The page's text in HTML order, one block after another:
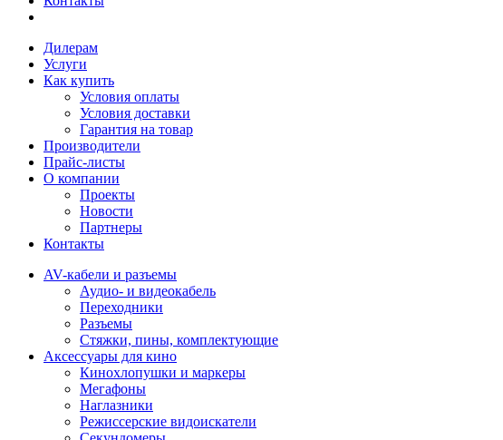
Дилерам
Услуги
Как купить
Условия оплаты
Условия доставки
Гарантия на товар
Производители
Прайс-листы
О компании
Проекты
Новости
Партнеры
Контакты
AV-кабели и разъемы
Аудио- и видеокабель
Переходники
Разъемы
Стяжки, пины, комплектующие
Аксессуары для кино
Кинохлопушки и маркеры
Мегафоны
Наглазники
Режиссерские видоискатели